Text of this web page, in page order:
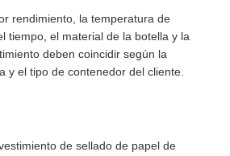
rendimiento, la temperatura de
tiempo, el material de la botella y la
deben coincidir según la
y el tipo de contenedor del cliente.
de sellado de papel de